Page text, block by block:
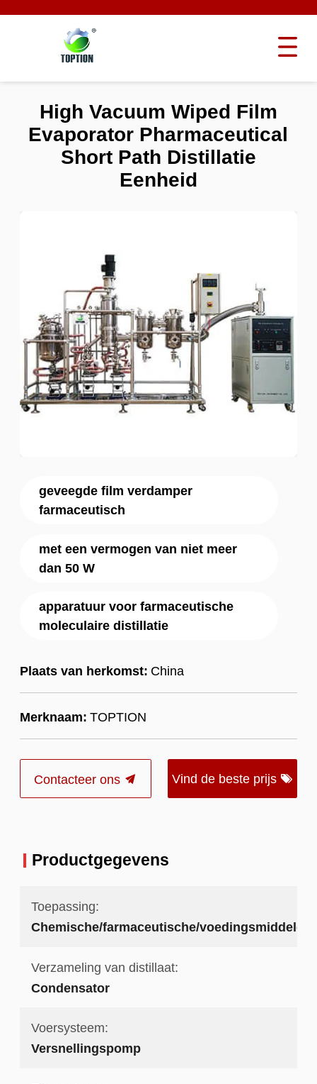
geveegde film verdamper
farmaceutisch
met een vermogen van niet meer
dan 50 W
apparatuur voor farmaceutische
moleculaire distillatie
Plaats van herkomst: China
Merknaam: TOPTION
Contacteer ons Vind de beste prijs
High Vacuum Wiped Film
Evaporator Pharmaceutical
Short Path Distillatie
Eenheid
Productgegevens
Toepassing:
Chemische/farmaceutische/
Verzameling van distillaat:
Condensator
Voersysteem:
Versnellingspomp